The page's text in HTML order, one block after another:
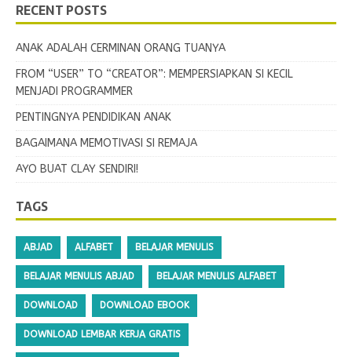
RECENT POSTS
ANAK ADALAH CERMINAN ORANG TUANYA
FROM “USER” TO “CREATOR”: MEMPERSIAPKAN SI KECIL
MENJADI PROGRAMMER
PENTINGNYA PENDIDIKAN ANAK
BAGAIMANA MEMOTIVASI SI REMAJA
AYO BUAT CLAY SENDIRI!
TAGS
ABJAD ALFABET BELAJAR MENULIS
BELAJAR MENULIS ABJAD BELAJAR MENULIS ALFABET
DOWNLOAD DOWNLOAD EBOOK
DOWNLOAD LEMBAR KERJA GRATIS